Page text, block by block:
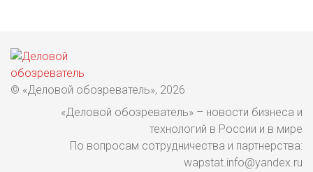
© «Деловой обозреватель», 2026
«Деловой обозреватель» – новости бизнеса и
технологий в России и в мире
По вопросам сотрудничества и партнерства:
wapstat.info@yandex.ru